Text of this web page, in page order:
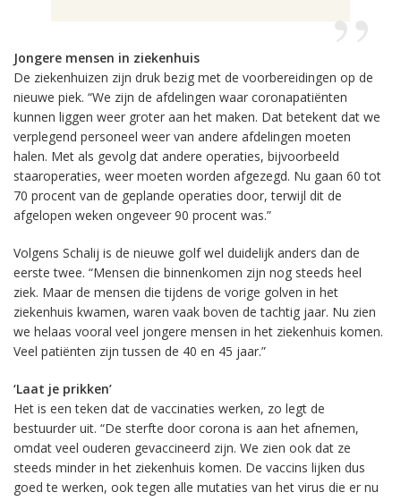
Jongere mensen in ziekenhuis
De ziekenhuizen zijn druk bezig met de voorbereidingen op de
nieuwe piek. “We zijn de afdelingen waar coronapatiënten
kunnen liggen weer groter aan het maken. Dat betekent dat we
verplegend personeel weer van andere afdelingen moeten
halen. Met als gevolg dat andere operaties, bijvoorbeeld
staaroperaties, weer moeten worden afgezegd. Nu gaan 60 tot
70 procent van de geplande operaties door, terwijl dit de
afgelopen weken ongeveer 90 procent was.”
Volgens Schalij is de nieuwe golf wel duidelijk anders dan de
eerste twee. “Mensen die binnenkomen zijn nog steeds heel
ziek. Maar de mensen die tijdens de vorige golven in het
ziekenhuis kwamen, waren vaak boven de tachtig jaar. Nu zien
we helaas vooral veel jongere mensen in het ziekenhuis komen.
Veel patiënten zijn tussen de 40 en 45 jaar.”
‘Laat je prikken’
Het is een teken dat de vaccinaties werken, zo legt de
bestuurder uit. “De sterfte door corona is aan het afnemen,
omdat veel ouderen gevaccineerd zijn. We zien ook dat ze
steeds minder in het ziekenhuis komen. De vaccins lijken dus
goed te werken, ook tegen alle mutaties van het virus die er nu